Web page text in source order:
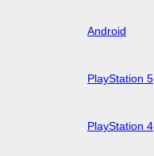
Android
PlayStation 5
PlayStation 4